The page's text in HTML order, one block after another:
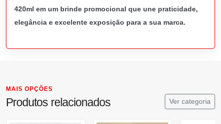
420ml em um brinde promocional que une praticidade,
elegância e excelente exposição para a sua marca.
MAIS OPÇÕES
Produtos relacionados Ver categoria